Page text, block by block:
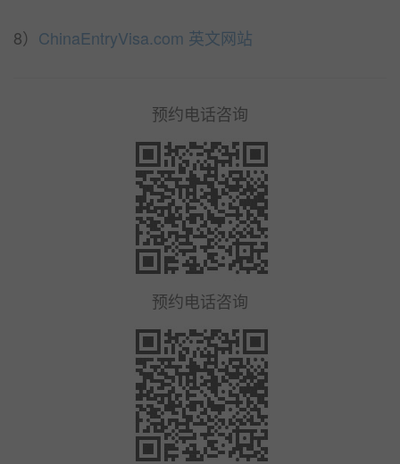
8） ChinaEntryVisa.com 英文网站
预约电话咨询
预约电话咨询